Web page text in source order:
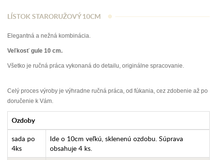
LÍSTOK STARORUŽOVÝ 10CM
Elegantná a nežná kombinácia.
Veľkosť gule 10 cm.
Všetko je ručná práca vykonaná do detailu, originálne spracovanie.
Celý proces výroby je výhradne ručná práca, od fúkania, cez zdobenie až po
doručenie k Vám.
Ozdoby
sada po
4ks
Ide o 10cm veľkú, sklenenú ozdobu. Súprava
obsahuje 4 ks.